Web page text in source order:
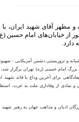
اعلام آمادگی بورس انرژی برای
گواهی سپرده بر روی
پالایشگاهی
ماهانه ۲۷۶ شرکت تولیدی پذیرفته
در بورس تهران
سقف سرمایه‌گذاری
با درآمد ثابت از